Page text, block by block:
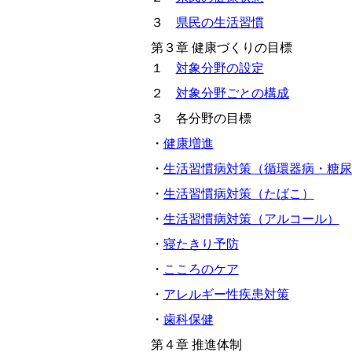
３ 県民の生活習慣
第３章 健康づくりの目標
１ 対象分野の設定
２ 対象分野ごとの構成
３ 各分野の目標
・ 健康増進
・ 生活習慣病対策（循環器病・糖尿
・ 生活習慣病対策（たばこ）
・ 生活習慣病対策（アルコール）
・ 寝たきり予防
・ こころのケア
・ アレルギー性疾患対策
・ 歯科保健
第４章 推進体制